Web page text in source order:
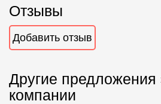
Отзывы
Добавить отзыв
Другие предложения
компании